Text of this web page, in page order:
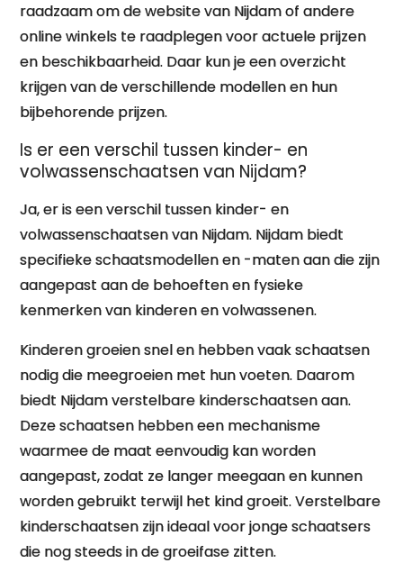
raadzaam om de website van Nijdam of andere
online winkels te raadplegen voor actuele prijzen
en beschikbaarheid. Daar kun je een overzicht
krijgen van de verschillende modellen en hun
bijbehorende prijzen.
Is er een verschil tussen kinder- en
volwassenschaatsen van Nijdam?
Ja, er is een verschil tussen kinder- en
volwassenschaatsen van Nijdam. Nijdam biedt
specifieke schaatsmodellen en -maten aan die zijn
aangepast aan de behoeften en fysieke
kenmerken van kinderen en volwassenen.
Kinderen groeien snel en hebben vaak schaatsen
nodig die meegroeien met hun voeten. Daarom
biedt Nijdam verstelbare kinderschaatsen aan.
Deze schaatsen hebben een mechanisme
waarmee de maat eenvoudig kan worden
aangepast, zodat ze langer meegaan en kunnen
worden gebruikt terwijl het kind groeit. Verstelbare
kinderschaatsen zijn ideaal voor jonge schaatsers
die nog steeds in de groeifase zitten.